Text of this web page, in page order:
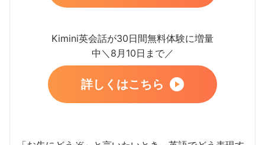
Kimini英会話が30日間無料体験に増量
中＼8月10日まで／
詳しくはこちら